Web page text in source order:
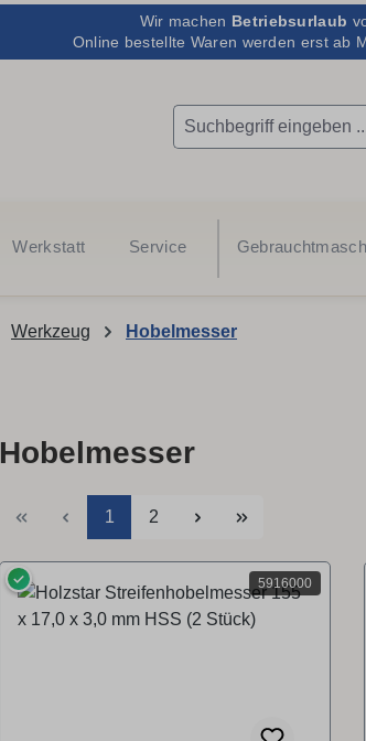
Wir machen Betriebsurlaub
Online bestellte Waren werden erst ab
Werkstatt Service
Werkzeug Hobelmesser
Hobelmesser
Seite
1 Seite
2
5916000
✓